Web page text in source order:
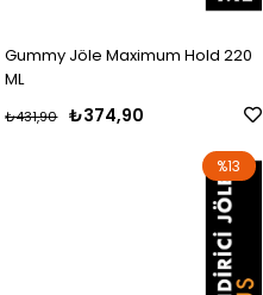
Gummy Jöle Maximum Hold 220
ML
₺374,90
₺431,90
%13